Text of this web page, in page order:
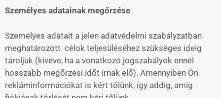
Személyes adatainak megőrzése
Személyes adatait a jelen adatvédelmi szabályzatban
meghatározott célok teljesüléséhez szükséges ideig
tároljuk (kivéve, ha a vonatkozó jogszabályok ennél
hosszabb megőrzési időt írnak elő). Amennyiben Ön
rekláminformációkat is kért tőlünk, így addig, amíg